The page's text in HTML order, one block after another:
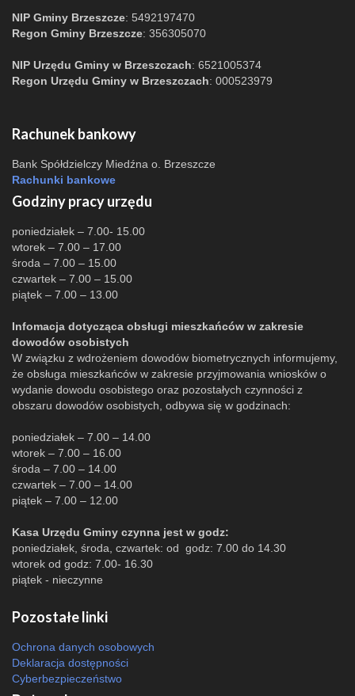
NIP Gminy Brzeszcze: 5492197470
Regon Gminy Brzeszcze: 356305070
NIP Urzędu Gminy w Brzeszczach: 6521005374
Regon Urzędu Gminy w Brzeszczach: 000523979
Rachunek bankowy
Bank Spółdzielczy Miedźna o. Brzeszcze
Rachunki bankowe
Godziny pracy urzędu
poniedziałek – 7.00- 15.00
wtorek – 7.00 – 17.00
środa – 7.00 – 15.00
czwartek – 7.00 – 15.00
piątek – 7.00 – 13.00
Infomacja dotycząca obsługi mieszkańców w zakresie
dowodów osobistych
W związku z wdrożeniem dowodów biometrycznych informujemy,
że obsługa mieszkańców w zakresie przyjmowania wniosków o
wydanie dowodu osobistego oraz pozostałych czynności z
obszaru dowodów osobistych, odbywa się w godzinach:
poniedziałek – 7.00 – 14.00
wtorek – 7.00 – 16.00
środa – 7.00 – 14.00
czwartek – 7.00 – 14.00
piątek – 7.00 – 12.00
Kasa Urzędu Gminy czynna jest w godz:
poniedziałek, środa, czwartek: od godz: 7.00 do 14.30
wtorek od godz: 7.00- 16.30
piątek - nieczynne
Pozostałe linki
Ochrona danych osobowych
Deklaracja dostępności
Cyberbezpieczeństwo